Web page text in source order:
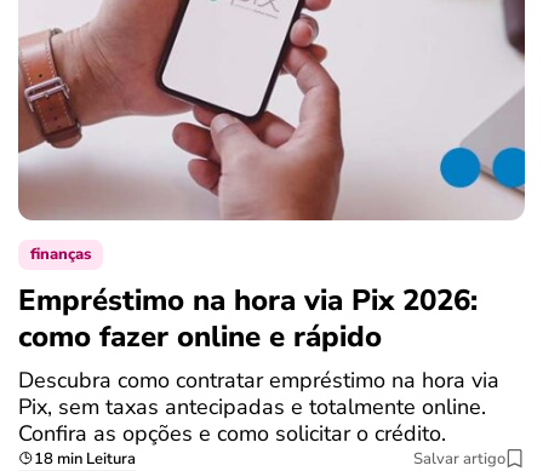
finanças
Empréstimo na hora via Pix 2026:
como fazer online e rápido
Descubra como contratar empréstimo na hora via
Pix, sem taxas antecipadas e totalmente online.
Confira as opções e como solicitar o crédito.
18 min Leitura Salvar artigo